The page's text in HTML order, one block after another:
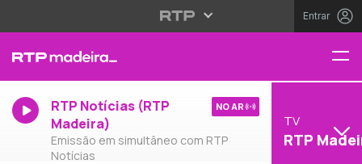
Entrar
RTP Notícias (RTP
Madeira)
Emissão em simultâneo com RTP
Notícias
NO AR
TV
RTP